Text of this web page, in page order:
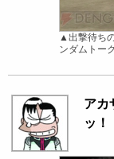
▲出撃待ち
ンダムトー
アカ
ッ！